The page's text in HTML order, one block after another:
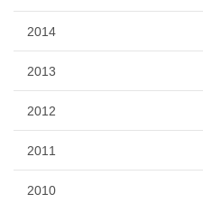
2014
2013
2012
2011
2010